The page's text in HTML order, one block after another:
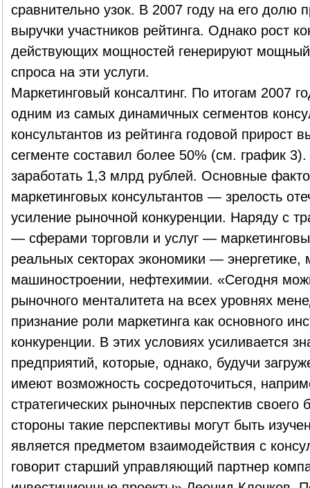
сравнительно узок. В 2007 году на его долю
выручки участников рейтинга. Однако рост
действующих мощностей генерируют
спроса на эти услуги.
Маркетинговый консалтинг. По итогам 2007
одним из самых динамичных сегментов
консультантов из рейтинга годовой прирост
сегменте составил более 50% (см. график
заработать 1,3 млрд рублей. Основные
маркетинговых консультантов — зрелость
усиление рыночной конкуренции. Наряду с
— сферами торговли и услуг —
реальных секторах экономики — энергетике,
машиностроении, нефтехимии. «Сегодня
рыночного менталитета на всех уровнях
признание роли маркетинга как основного
конкуренции. В этих условиях усиливается
предприятий, которые, однако, будучи
имеют возможность сосредоточиться,
стратегических рыночных перспектив своего
стороны такие перспективы могут быть
является предметом взаимодействия с
говорит старший управляющий партнер